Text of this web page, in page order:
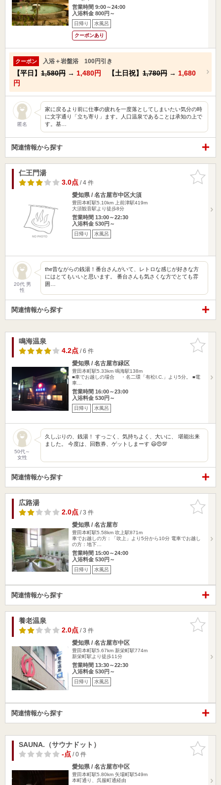
営業時間 9:00～24:00
入浴料金 800円～
日帰り 水風呂
クーポンあり
クーポン 入浴＋岩盤浴 100円引き
【平日】 1,580円 → 1,480円 【土日祝】 1,780円 → 1,680
円
匿名
家に戻るより前に仕事の疲れを一度落としてしまいたい気分の時
に文字通り「立ち寄り」ます。人口温泉であることは承知の上で
す。基…
関連情報から探す
お気に入
りに追加
仁王門湯
3.0点/ 4 件
愛知県 / 名古屋市中区大須
豊田本町駅5.10km
上前津駅419m
大須観音駅より徒歩8分
営業時間 13:00～22:30
入浴料金 530円～
日帰り 水風呂
20代 男
性
the昔ながらの銭湯！番台さんがいて、レトロな感じが好きな方
にはとてもいいと思います。 番台さんも気さくな方でとても雰
囲…
関連情報から探す
お気に入
りに追加
鳴海温泉
4.2点/ 6 件
愛知県 / 名古屋市緑区
豊田本町駅5.33km 鳴海駅138m
■車でお越しの場合 ・名二環「有松I.C.」より5分。 ■電
車…
営業時間 16:00～23:00
入浴料金 530円～
日帰り 水風呂
50代～
女性
久しぶりの、銭湯！ すっごく、気持ちよく、大いに、 堪能出来
ました。 今度は、回数券、ゲットしまーす 😃😍💯
関連情報から探す
お気に入
りに追加
広路湯
2.0点/ 3 件
愛知県 / 名古屋市
豊田本町駅5.58km 吹上駅871m
車でお越しの方：「吹上」より5分から10分 電車でお越し
の方：地下…
営業時間 15:00～24:00
入浴料金 530円～
日帰り 水風呂
関連情報から探す
お気に入
りに追加
養老温泉
2.0点/ 3 件
愛知県 / 名古屋市中区
豊田本町駅5.67km 新栄町駅774m
新栄町駅より徒歩11分
営業時間 13:30～22:30
入浴料金 530円～
日帰り 水風呂
関連情報から探す
お気に入
りに追加
SAUNA.（サウナドット）
-点/ 0 件
愛知県 / 名古屋市中区
豊田本町駅5.80km 矢場町駅549m
本町通り、呉服町通経由